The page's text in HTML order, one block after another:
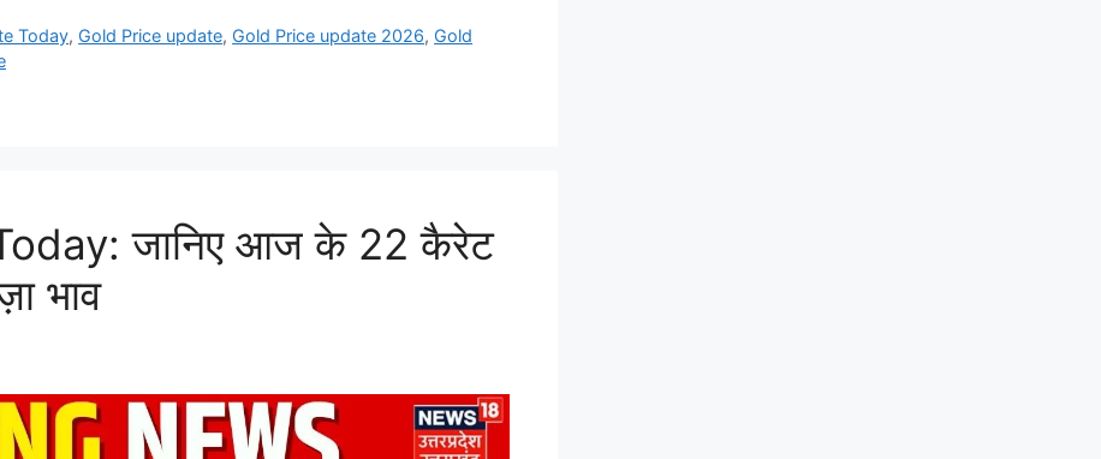
Today, Gold Price update, Gold Price update 2026, Gold
जानिए आज के 22 कैरेट
भाव